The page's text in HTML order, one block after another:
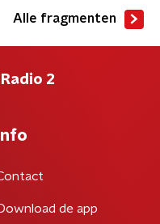
Alle fragmenten
Radio 2
Info
de app